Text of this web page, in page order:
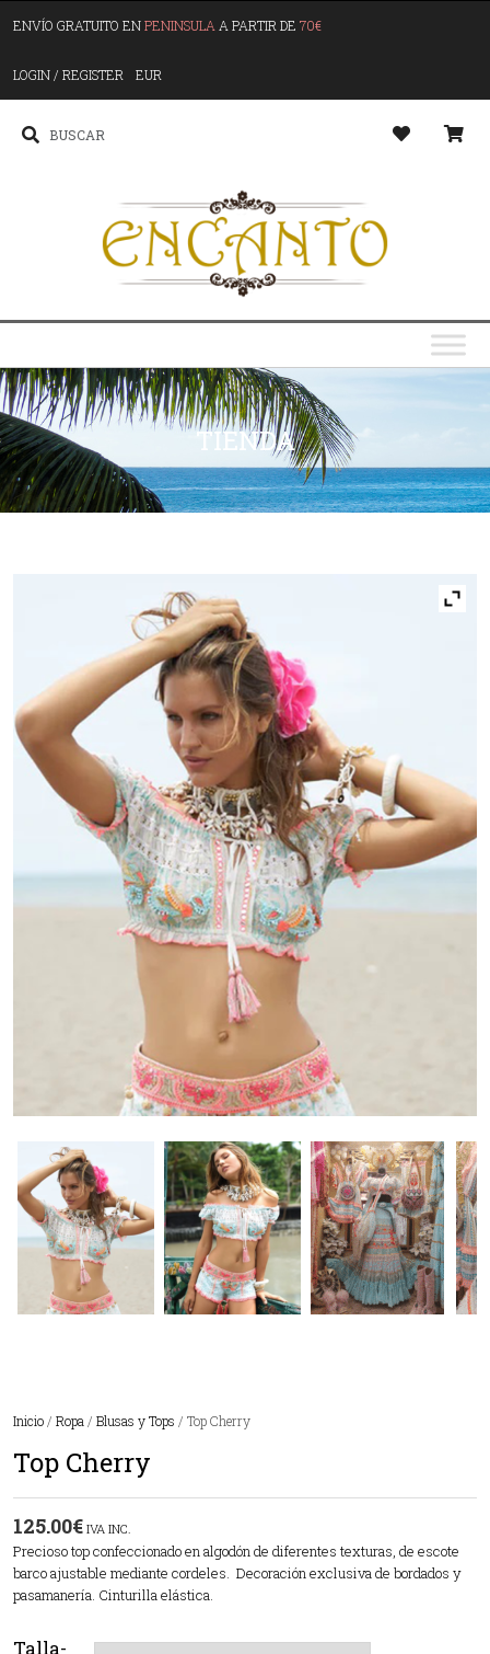
ENVÍO GRATUITO ENPENINSULA A PARTIR DE 70€
LOGIN / REGISTER EUR
TIENDA
Inicio / Ropa / Blusas y Tops / Top Cherry
Top Cherry
125.00€ IVA INC.
Precioso top confeccionado en algodón de diferentes texturas, de escote
barco ajustable mediante cordeles. Decoración exclusiva de bordados y
pasamanería. Cinturilla elástica.
Talla-